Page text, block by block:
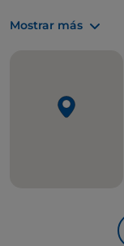
la naturaleza, las
que fluye
que llegues al
un camino que
opuesta.
Mostrar más